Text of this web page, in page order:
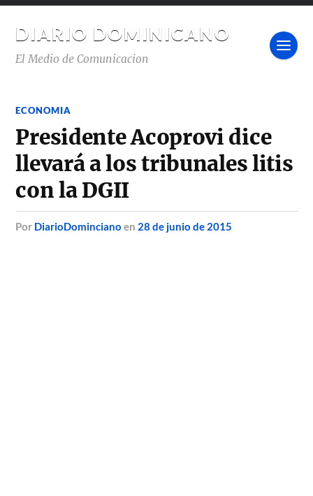
DIARIO DOMINICANO
El Medio de Comunicacion
ECONOMIA
Presidente Acoprovi dice
llevará a los tribunales litis
con la DGII
por DiarioDominciano en 28 de junio de 2015